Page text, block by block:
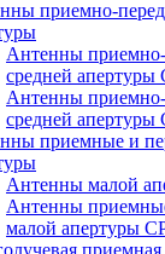
приемно-
Антенны
средней апертуры
Антенны
средней апертуры
приемные и
Антенны малой
Антенны
малой апертуры